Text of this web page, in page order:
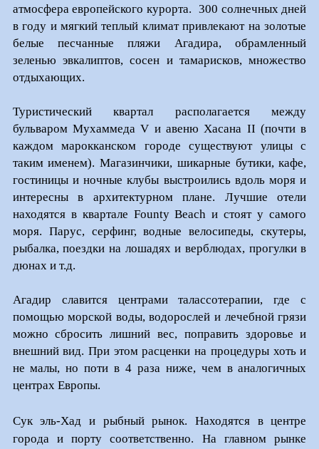
атмосфера европейского курорта. 300 солнечных дней
в году и мягкий теплый климат привлекают на золотые
белые песчанные пляжи Агадира, обрамленный
зеленью эвкалиптов, сосен и тамарисков, множество
отдыхающих.
Туристический квартал располагается между
бульваром Мухаммеда V и авеню Хасана II (почти в
каждом марокканском городе существуют улицы с
таким именем). Магазинчики, шикарные бутики, кафе,
гостиницы и ночные клубы выстроились вдоль моря и
интересны в архитектурном плане. Лучшие отели
находятся в квартале Fоunty Beach и стоят у самого
моря. Парус, серфинг, водные велосипеды, скутеры,
рыбалка, поездки на лошадях и верблюдах, прогулки в
дюнах и т.д.
Агадир славится центрами талассотерапии, где с
помощью морской воды, водорослей и лечебной грязи
можно сбросить лишний вес, поправить здоровье и
внешний вид. При этом расценки на процедуры хоть и
не малы, но поти в 4 раза ниже, чем в аналогичных
центрах Европы.
Сук эль-Хад и рыбный рынок. Находятся в центре
города и порту соответственно. На главном рынке